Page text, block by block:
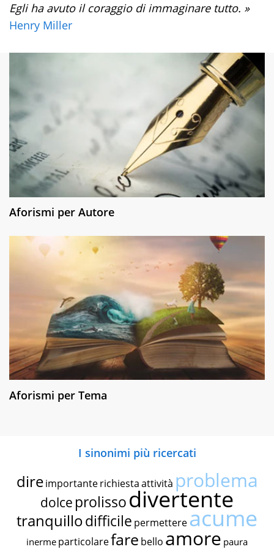
Egli ha avuto il coraggio di immaginare tutto. »
Henry Miller
Aforismi per Autore
Aforismi per Tema
I sinonimi più ricercati
dire importante richiestaattività problema
dolce prolissodivertente
tranquillodifficile permettereacume
inerme particolarefare bello amore paura